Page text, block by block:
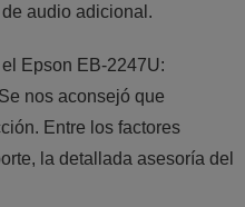
audio adicional.
Epson EB-2247U:
nos aconsejó que
Entre los factores
la detallada asesoría del